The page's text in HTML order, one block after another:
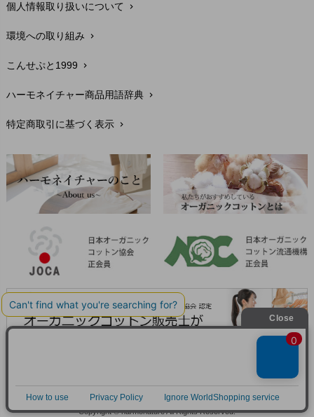
サイズ・寸法chevron_right
生地・素材chevron_right
お手入れについて
レビューを書こうchevron_right
返品交換chevron_right
FAXでのご注文
お問い合わせchevron_right
個人情報取り扱いについて chevron_right
環境への取り組み chevron_right
こんせぷと1999 chevron_right
ハーモネイチャー商品用語辞典 chevron_right
特定商取引に基づく表示 chevron_right
Copyright © harmonature All Rights Reserved.